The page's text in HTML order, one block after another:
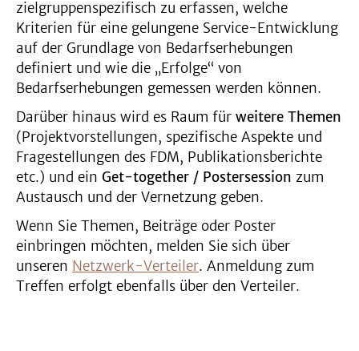
zielgruppenspezifisch zu erfassen, welche
Kriterien für eine gelungene Service-Entwicklung
auf der Grundlage von Bedarfserhebungen
definiert und wie die „Erfolge“ von
Bedarfserhebungen gemessen werden können.
Darüber hinaus wird es Raum für weitere Themen
(Projektvorstellungen, spezifische Aspekte und
Fragestellungen des FDM, Publikationsberichte
etc.) und ein Get-together / Postersession zum
Austausch und der Vernetzung geben.
Wenn Sie Themen, Beiträge oder Poster
einbringen möchten, melden Sie sich über
unseren Netzwerk-Verteiler. Anmeldung zum
Treffen erfolgt ebenfalls über den Verteiler.